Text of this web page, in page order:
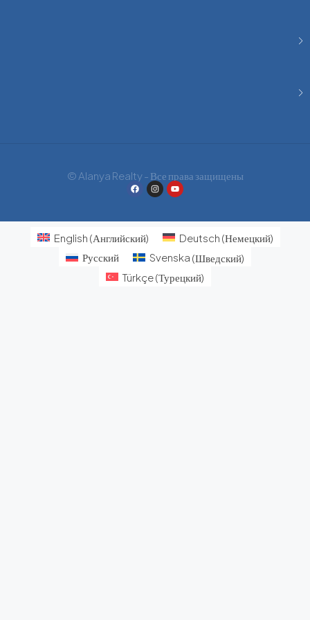
© Alanya Realty - Все права защищены
English (Английский) Deutsch (Немецкий)
Русский
Svenska (Шведский)
Türkçe(Турецкий)